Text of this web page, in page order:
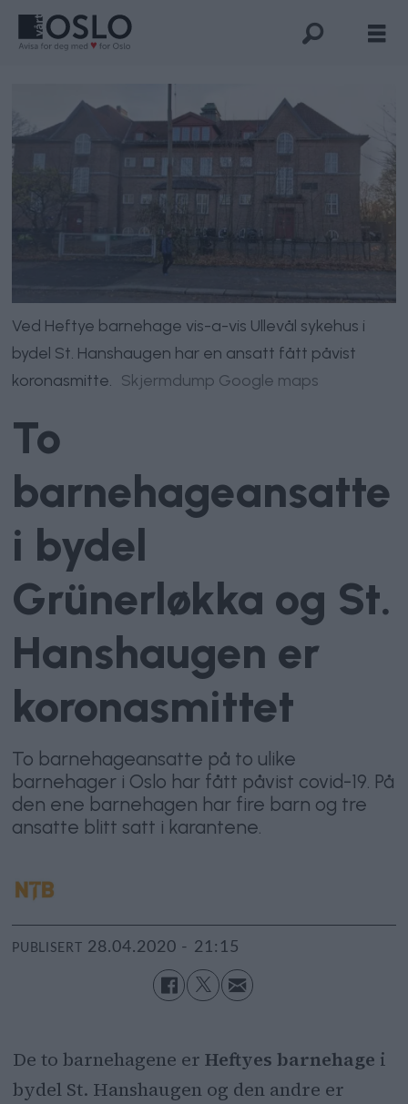
Ved Heftye barnehage vis-a-vis Ullevål sykehus i
bydel St. Hanshaugen har en ansatt fått påvist
koronasmitte.
Skjermdump Google maps
To
barnehageansatte
i bydel
Grünerløkka og St.
Hanshaugen er
koronasmittet
To barnehageansatte på to ulike
barnehager i Oslo har fått påvist covid-19. På
den ene barnehagen har fire barn og tre
ansatte blitt satt i karantene.
PUBLISERT 28.04.2020 - 21:15
De to barnehagene er Heftyes barnehage i
bydel St. Hanshaugen og den andre er